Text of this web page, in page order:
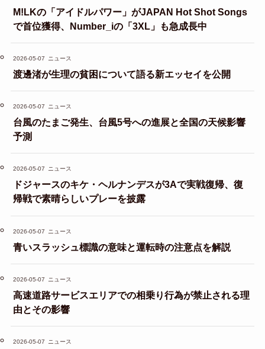
M!LKの「アイドルパワー」がJAPAN Hot Shot Songs
で首位獲得、Number_iの「3XL」も急成長中
2026-05-07 ニュース
渡邊渚が生理の貧困について語る新エッセイを公開
2026-05-07 ニュース
台風のたまご発生、台風5号への進展と全国の天候影響
予測
2026-05-07 ニュース
ドジャースのキケ・ヘルナンデスが3Aで実戦復帰、復
帰戦で素晴らしいプレーを披露
2026-05-07 ニュース
青いスラッシュ標識の意味と運転時の注意点を解説
2026-05-07 ニュース
高速道路サービスエリアでの相乗り行為が禁止される理
由とその影響
2026-05-07 ニュース